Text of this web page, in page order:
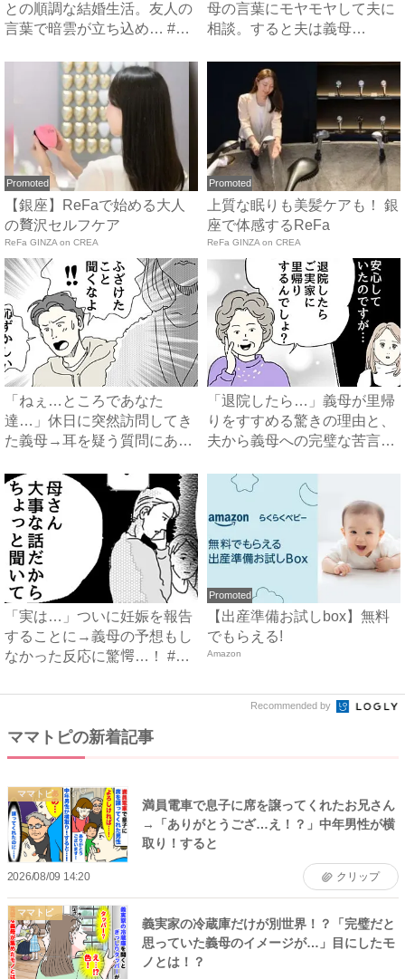
との順調な結婚生活。友人の
言葉で暗雲が立ち込め… #
母の言葉にモヤモヤして夫に
相談。すると夫は義母
Promoted
【銀座】ReFaで始める大人
の贅沢セルフケア
ReFa GINZA on CREA
Promoted
上質な眠りも美髪ケアも！ 銀
座で体感するReFa
ReFa GINZA on CREA
「ねぇ…ところであなた
達…」休日に突然訪問してき
た義母→耳を疑う質問にあ
「退院したら…」義母が里帰
りをすすめる驚きの理由と、
夫から義母への完璧な苦言
「実は…」ついに妊娠を報告
することに→義母の予想もし
なかった反応に驚愕…！ #
Promoted
【出産準備お試しbox】無料
でもらえる!
Amazon
Recommended by
ママトピの新着記事
ママトピ
満員電車で息子に席を譲ってくれたお兄さん
→「ありがとうござ…え！？」中年男性が横
取り！すると
2026/08/09 14:20 クリップ
ママトピ
義実家の冷蔵庫だけが別世界！？「完璧だと
思っていた義母のイメージが…」目にしたモ
ノとは！？